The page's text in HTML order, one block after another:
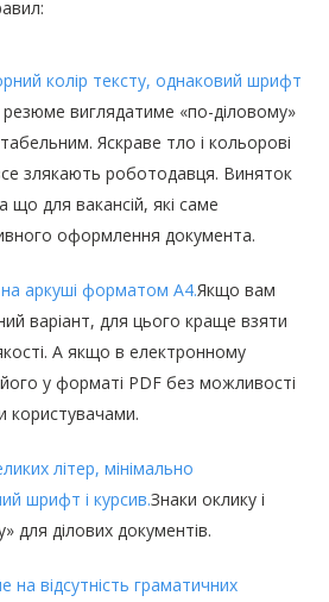
колір тексту, однаковий шрифт
виглядатиме «по-діловому»
Яскраве тло і кольорові
злякають роботодавця. Виняток
що для вакансій, які саме
оформлення документа.
аркуші форматом А4.Якщо вам
варіант, для цього краще взяти
А якщо в електронному
у форматі PDF без можливості
користувачами.
літер, мінімально
шрифт і курсив.Знаки оклику і
для ділових документів.
на відсутність граматичних